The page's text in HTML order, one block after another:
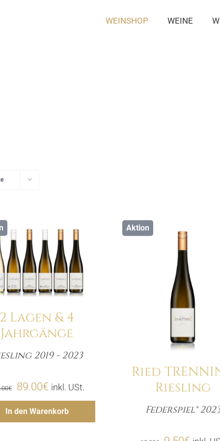
WEINSHOP WEINE
2 Lagen & 4
Jahrgänge
2019 - 2023
€
Ursprünglicher
Preis
war:
89.00€Aktueller
Preis
ist:
inkl. USt.
In den Warenkorb
Hinzufügen
Aktion
Details
Ried
Riesling
Federspiel®
Menge
Details